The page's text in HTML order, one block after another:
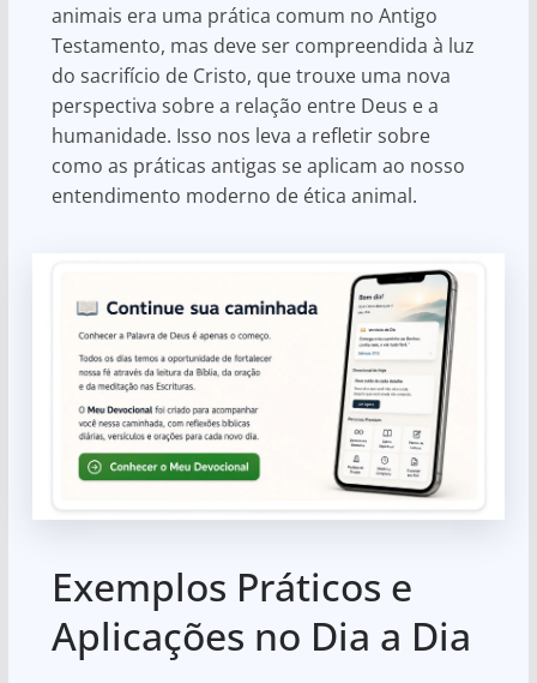
animais era uma prática comum no Antigo
Testamento, mas deve ser compreendida à luz
do sacrifício de Cristo, que trouxe uma nova
perspectiva sobre a relação entre Deus e a
humanidade. Isso nos leva a refletir sobre
como as práticas antigas se aplicam ao nosso
entendimento moderno de ética animal.
Exemplos Práticos e
Aplicações no Dia a Dia